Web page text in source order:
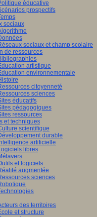
éducative
prospectifs
sociaux
sociaux et champ scolaire
de ressources
artistique
environnementale
citoyenneté
sciences
éducatifs
pédagogiques
ressources
et techniques
scientifique
durable
artificielle
libres
et logiciels
augmentée
sciences
des territoires
et structure